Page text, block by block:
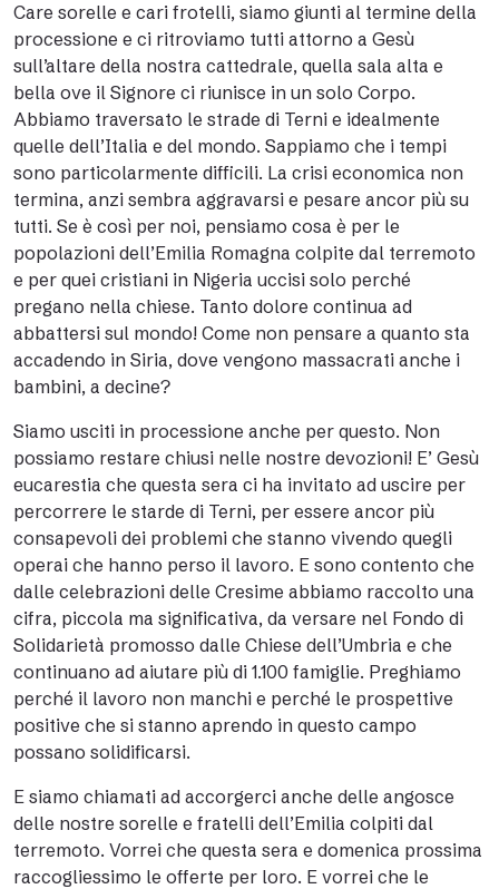
Care sorelle e cari frotelli, siamo giunti al termine della
processione e ci ritroviamo tutti attorno a Gesù
sull’altare della nostra cattedrale, quella sala alta e
bella ove il Signore ci riunisce in un solo Corpo.
Abbiamo traversato le strade di Terni e idealmente
quelle dell’Italia e del mondo. Sappiamo che i tempi
sono particolarmente difficili. La crisi economica non
termina, anzi sembra aggravarsi e pesare ancor più su
tutti. Se è così per noi, pensiamo cosa è per le
popolazioni dell’Emilia Romagna colpite dal terremoto
e per quei cristiani in Nigeria uccisi solo perché
pregano nella chiese. Tanto dolore continua ad
abbattersi sul mondo! Come non pensare a quanto sta
accadendo in Siria, dove vengono massacrati anche i
bambini, a decine?
Siamo usciti in processione anche per questo. Non
possiamo restare chiusi nelle nostre devozioni! E’ Gesù
eucarestia che questa sera ci ha invitato ad uscire per
percorrere le starde di Terni, per essere ancor più
consapevoli dei problemi che stanno vivendo quegli
operai che hanno perso il lavoro. E sono contento che
dalle celebrazioni delle Cresime abbiamo raccolto una
cifra, piccola ma significativa, da versare nel Fondo di
Solidarietà promosso dalle Chiese dell’Umbria e che
continuano ad aiutare più di 1.100 famiglie. Preghiamo
perché il lavoro non manchi e perché le prospettive
positive che si stanno aprendo in questo campo
possano solidificarsi.
E siamo chiamati ad accorgerci anche delle angosce
delle nostre sorelle e fratelli dell’Emilia colpiti dal
terremoto. Vorrei che questa sera e domenica prossima
raccogliessimo le offerte per loro. E vorrei che le